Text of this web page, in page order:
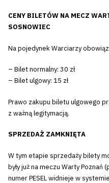
CENY BILETÓW NA MECZ
SOSNOWIEC
Na pojedynek Warciarzy
– Bilet normalny: 30 zł
– Bilet ulgowy: 15 zł
Prawo zakupu biletu ulgowego
z ważną legitymacją.
SPRZEDAŻ ZAMKNIĘTA
W tym etapie sprzedaży bilety
były już na meczu Warty Poznań
numer PESEL widnieje w